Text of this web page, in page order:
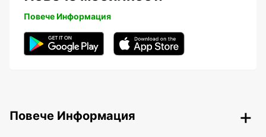
Повече Информация
Повече Информация